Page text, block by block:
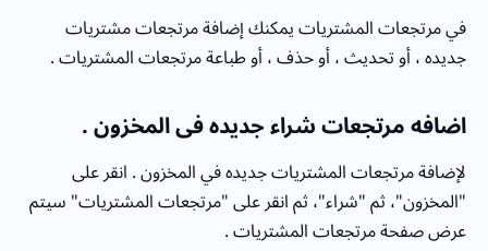
في مرتجعات المشتريات يمكنك إضافة مرتجعات مشتريات
جديده ، أو تحديث ، أو حذف ، أو طباعة مرتجعات المشتريات .
اضافه مرتجعات شراء جديده فى المخزون .
لإضافة مرتجعات المشتريات جديده في المخزون . انقر على
"المخزون"، ثم "شراء"، ثم انقر على "مرتجعات المشتريات" سيتم
عرض صفحة مرتجعات المشتريات .